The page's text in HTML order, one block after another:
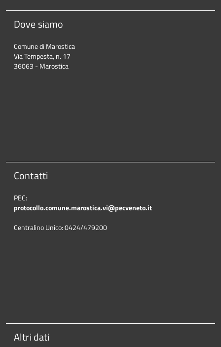
Dove siamo
Comune di Marostica
Via Tempesta, n. 17
36063 - Marostica
Contatti
PEC:
protocollo.comune.marostica.vi@pecveneto.it
Centralino Unico: 0424/479200
Altri dati